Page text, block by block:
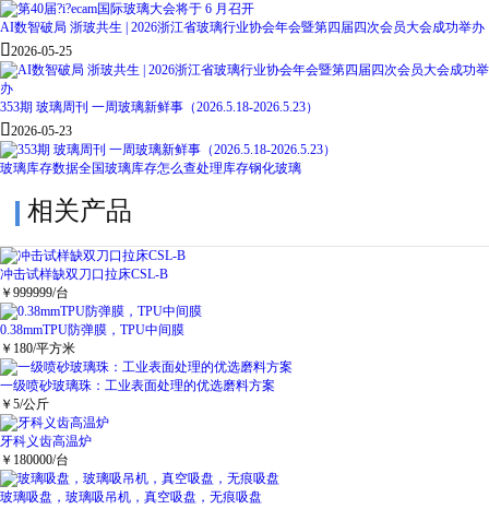
AI数智破局 浙玻共生 | 2026浙江省玻璃行业协会年会暨第四届四次会员大会成功举办
2026-05-25
353期 玻璃周刊 一周玻璃新鲜事（2026.5.18-2026.5.23）
2026-05-23
玻璃库存数据全国玻璃库存怎么查处理库存钢化玻璃
相关产品
冲击试样缺双刀口拉床CSL-B
￥ 999999/台
0.38mmTPU防弹膜，TPU中间膜
￥ 180/平方米
一级喷砂玻璃珠：工业表面处理的优选磨料方案
￥ 5/公斤
牙科义齿高温炉
￥ 180000/台
玻璃吸盘，玻璃吸吊机，真空吸盘，无痕吸盘